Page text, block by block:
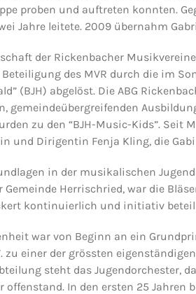
proben und auftreten konnten.
Jahre leitete. 2009 übernahm
der Rickenbacher
des MVR durch die im
(BJH) abgelöst. Die ABG
gemeindeübergreifenden
zu den “BJH-Music-Kids”. Seit
und Dirigentin Fenja Kling, die
in der musikalischen
Gemeinde Herrischried, war die
kontinuierlich und initiativ
war von Beginn an ein
zu einer der grössten
steht das Jugendorchester,
offenstand. In den ersten 25 Jahren